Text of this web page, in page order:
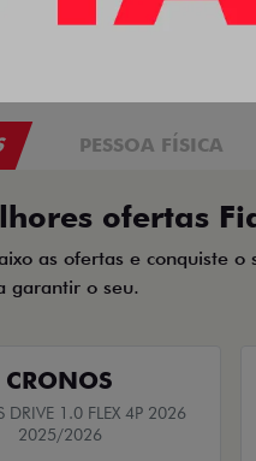
PESSOA FÍSICA
ofertas
as ofertas e conquiste
garantir o seu.
CRONOS
DRIVE 1.0 FLEX 4P 2026
2025/2026